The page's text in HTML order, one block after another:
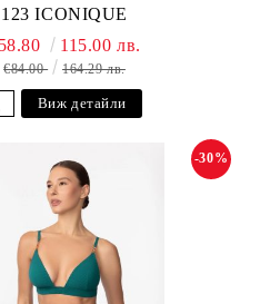
123 ICONIQUE
115.00 лв.
€84.00 164.29 лв.
Виж детайли
-30%